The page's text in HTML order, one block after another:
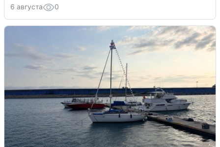
6 августа 0